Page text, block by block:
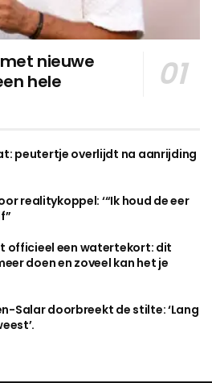
nieuwe
hele
peutertje overlijdt na aanrijding
realitykoppel: ‘“Ik houd de eer
officieel een watertekort: dit
doen en zoveel kan het je
Salar doorbreekt de stilte: ‘Lang